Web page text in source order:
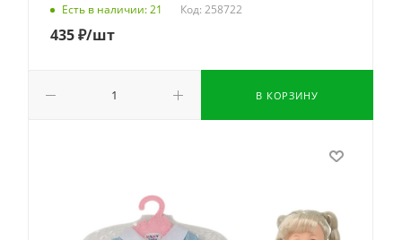
Есть в наличии: 21 Код: 258722
435₽/шт
В КОРЗИНУ